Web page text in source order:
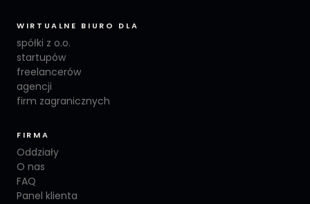
WIRTUALNE BIURO DLA
spółki z o.o.
startupów
freelancerów
agencji
firm zagranicznych
FIRMA
Oddziały
O nas
FAQ
Panel klienta